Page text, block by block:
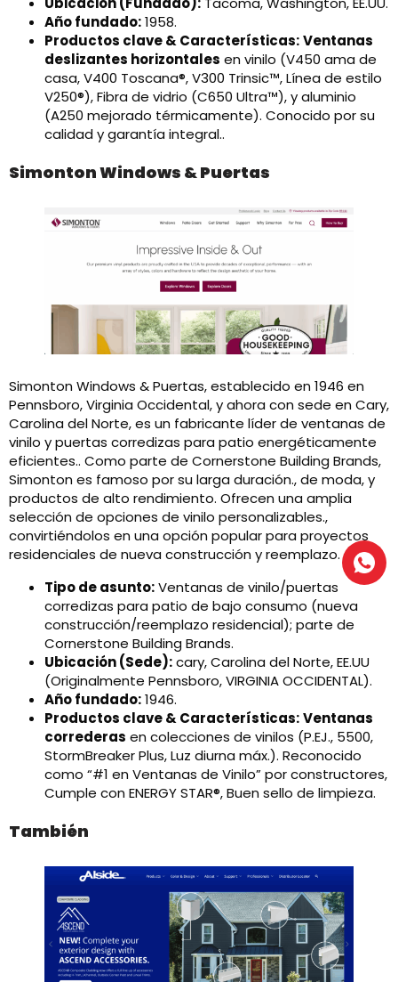
Año fundado:1958.
Productos clave & Características:Ventanas
deslizantes horizontales en vinilo (V450 ama de
casa, V400 Toscana®, V300 Trinsic™, Línea de estilo
V250®), Fibra de vidrio (C650 Ultra™), y aluminio
(A250 mejorado térmicamente). Conocido por su
calidad y garantía integral..
Simonton Windows & Puertas
Simonton Windows & Puertas, establecido en 1946 en
Pennsboro, Virginia Occidental, y ahora con sede en Cary,
Carolina del Norte, es un fabricante líder de ventanas de
vinilo y puertas corredizas para patio energéticamente
eficientes.. Como parte de Cornerstone Building Brands,
Simonton es famoso por su larga duración., de moda, y
productos de alto rendimiento. Ofrecen una amplia
selección de opciones de vinilo personalizables.,
convirtiéndolos en una opción popular para proyectos
residenciales de nueva construcción y reemplazo.
Tipo de asunto:Ventanas de vinilo/puertas
corredizas para patio de bajo consumo (nueva
construcción/reemplazo residencial); parte de
Cornerstone Building Brands.
Ubicación (Sede):cary, Carolina del Norte, EE.UU
(Originalmente Pennsboro, VIRGINIA OCCIDENTAL).
Año fundado:1946.
Productos clave & Características:Ventanas
correderas en colecciones de vinilos (P.EJ., 5500,
StormBreaker Plus, Luz diurna máx.). Reconocido
como “#1 en Ventanas de Vinilo” por constructores,
Cumple con ENERGY STAR®, Buen sello de limpieza.
También